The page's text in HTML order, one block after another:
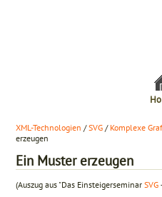
XML-Technologien /SVG / Komplexe
erzeugen
Ein Muster erzeugen
(Auszug aus "Das Einsteigerseminar SVG